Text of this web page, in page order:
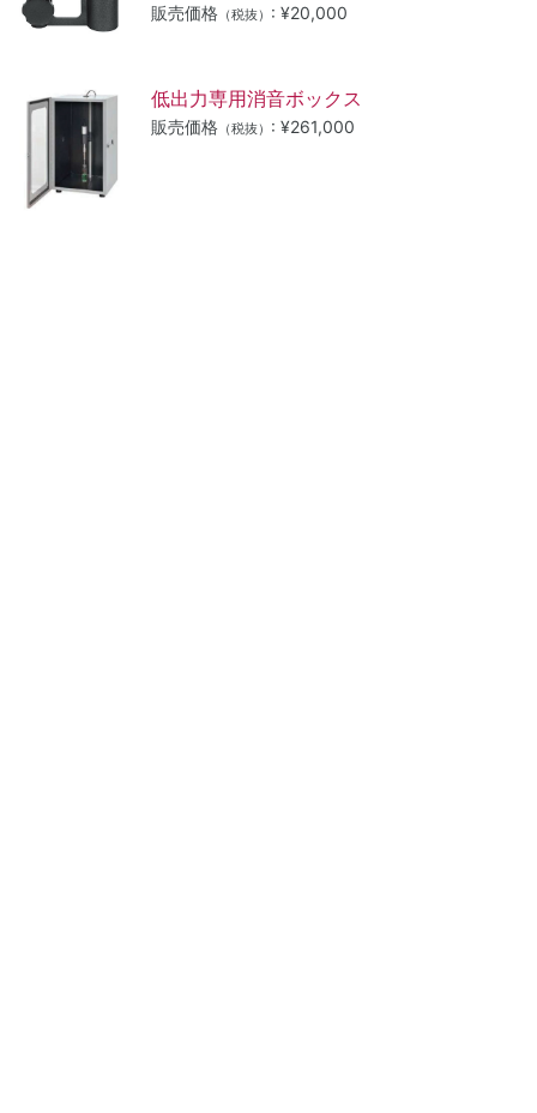
販売価格 （税抜） : ¥20,000
低出力専用消音ボックス
販売価格 （税抜） : ¥261,000